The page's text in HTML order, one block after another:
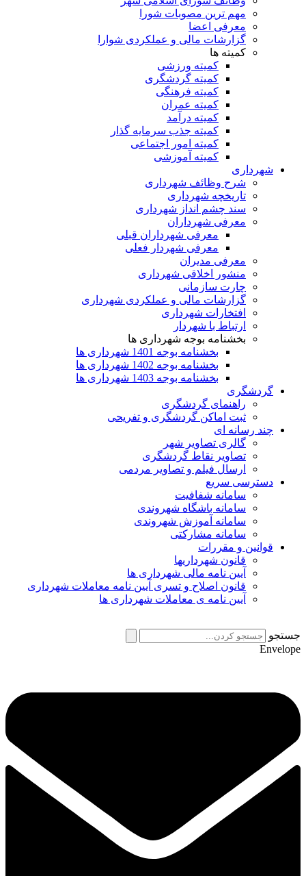
مهم ترین مصوبات شورا
معرفی اعضا
گزارشات مالی و عملکردی شوارا
کمیته ها
کمیته ورزشی
کمیته گردشگری
کمیته فرهنگی
کمیته عمران
کمیته درآمد
کمیته جذب سرمایه گذار
کمیته امور اجتماعی
کمیته آموزشی
شهرداری
شرح وظائف شهرداری
تاریخچه شهرداری
سند چشم انداز شهرداری
معرفی شهرداران
معرفی شهرداران قبلی
معرفی شهردار فعلی
معرفی مدیران
منشور اخلاقی شهرداری
چارت سازمانی
گزارشات مالی و عملکردی شهرداری
افتخارات شهرداری
ارتباط با شهردار
بخشنامه بوجه شهرداری ها
بخشنامه بوجه 1401 شهرداری ها
بخشنامه بوجه 1402 شهرداری ها
بخشنامه بوجه 1403 شهرداری ها
گردشگری
راهنمای گردشگری
ثبت اماکن گردشگری و تفریحی
چند رسانه ای
گالری تصاویر شهر
تصاویر نقاط گردشگری
ارسال فیلم و تصاویر مردمی
دسترسی سریع
سامانه شفافیت
سامانه باشگاه شهروندی
سامانه آموزش شهروندی
سامانه مشارکتی
قوانین و مقررات
قانون شهرداریها
آیین نامه مالی شهرداری ها
قانون اصلاح و تسری آیین نامه معاملات شهرداری
آیین نامه ی معاملات شهرداری ها
جستجو
Envelope